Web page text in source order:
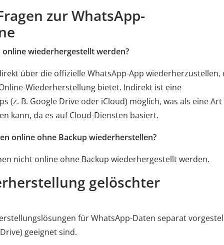
zur WhatsApp-
wiederhergestellt werden?
über die offizielle WhatsApp-App wiederherzustellen,
Wiederherstellung bietet. Indirekt ist eine
(z. B. Google Drive oder iCloud) möglich, was als eine Art
kann, da es auf Cloud-Diensten basiert.
online ohne Backup wiederherstellen?
nicht online ohne Backup wiederhergestellt werden.
gelöschter
für WhatsApp-Daten separat
geeignet sind.